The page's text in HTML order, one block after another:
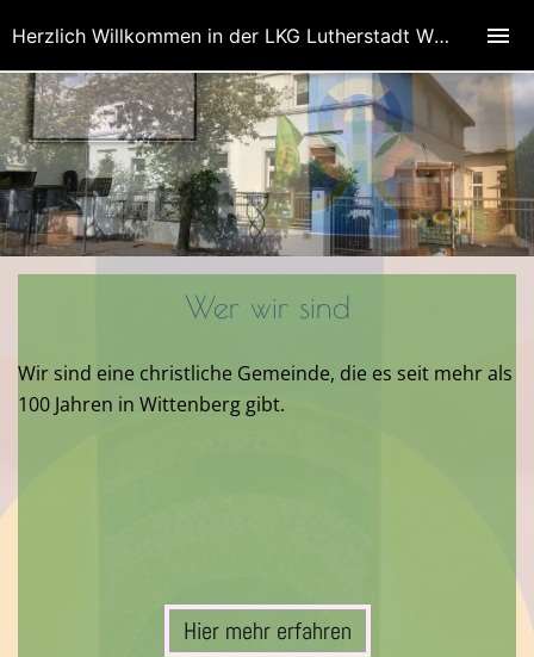
Wer wir sind
Wir sind eine christliche Gemeinde, die es seit mehr als
100 Jahren in Wittenberg gibt.
Hier mehr erfahren
Herzlich Willkommen in der LKG Lutherstadt Wittenberg, Bezirk Wittenberg